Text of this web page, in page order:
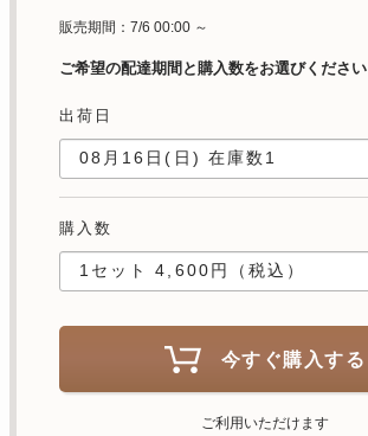
販売期間：7/6 00:00 ～
ご希望の配達期間と購入数をお選びください
出荷日
購入数
今すぐ購入する
ご利用いただけます